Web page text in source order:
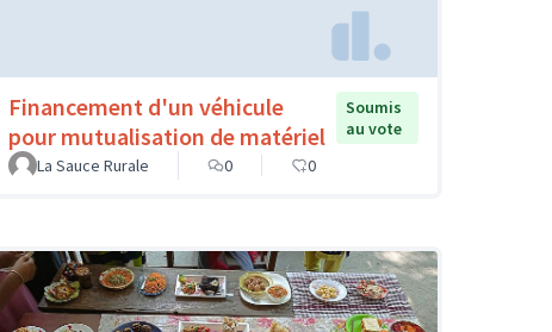
Financement d'un véhicule
pour mutualisation de matériel
Soumis
au vote
La Sauce Rurale
0 0